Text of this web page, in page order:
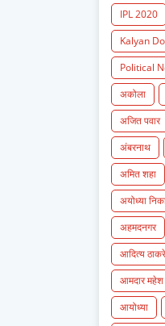
IPL 2020
Kalyan
Political
अकोला
अजित पवार
अंबरनाथ
अमित शहा
अयोध्या
अहमदनगर
आदित्य ठाकरे
आमदार महेश
आयोध्या